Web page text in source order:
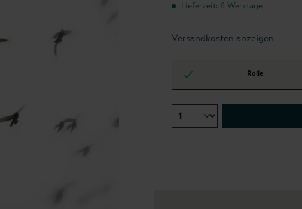
Lieferzeit: 6 Werktage
Versandkosten anzeigen
Rolle